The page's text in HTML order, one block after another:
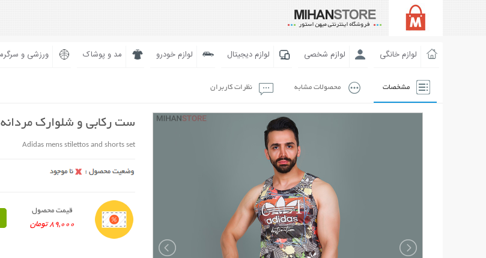
لوازم خانگی لوازم شخصی لوازم دیجیتال لوازم خودرو مد و پوشاک ورزشی و
مشخصات محصولات مشابه نظرات کاربران
ست رکابی و شلوارک مردانه Adidas
Adidas mens stilettos and shorts set
قیمت محصول
89,000 تومان